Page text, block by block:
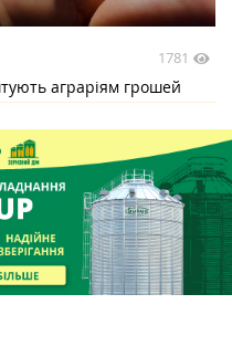
1781
аграріям грошей